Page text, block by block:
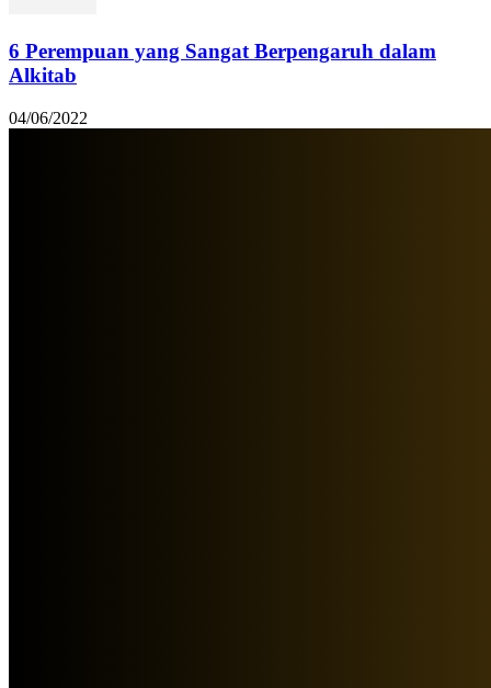
6 Perempuan yang Sangat Berpengaruh dalam
Alkitab
04/06/2022